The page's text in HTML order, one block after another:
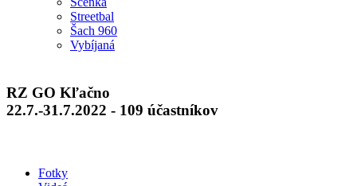
Streetbal
Šach 960
Vybíjaná
RZ GO Kľačno
22.7.-31.7.2022 - 109 účastníkov
Fotky